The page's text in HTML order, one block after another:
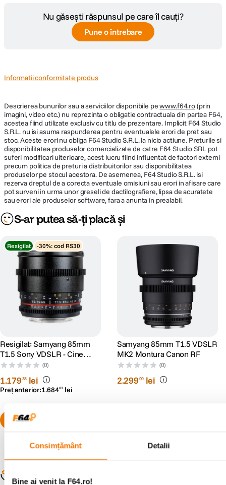
Consimțământ Detalii
Bine ai venit la F64.ro!
Nu găsești răspunsul pe care îl cauți?
Pune o întrebare
Informatii conformitate produs
Descrierea bunurilor sau a serviciilor disponibile pewww.f64.ro(prin
imagini, video etc.) nu reprezinta o obligatie contractuala din partea F64,
acestea fiind utilizate exclusiv cu titlu de prezentare. Implicit F64 Studio
S.R.L. nu isi asuma raspunderea pentru eventualele erori de pret sau
stoc. Aceste erori nu obliga F64 Studio S.R.L. la nicio actiune. Preturile si
disponibilitatea produselor comercializate de catre F64 Studio SRL pot
suferi modificari ulterioare, acest lucru fiind influentat de factori externi
precum politica de preturi a distribuitorilor sau disponibilitatea
produselor pe stocul acestora. De asemenea, F64 Studio S.R.L. isi
rezerva dreptul de a corecta eventuale omisiuni sau erori in afisare care
pot surveni in urma unor greseli de dactilografiere, lipsa de acuratete
sau erori ale produselor software, fara a anunta in prealabil.
S-ar putea să-ți placă și
Resigilat -30%: cod RS30
Resigilat: Samyang 85mm
T1.5 Sony VDSLR - Cine
Lens - RS125005932-1
(0)
1.17938 lei
Preț anterior:1.68483 lei
Samyang 85mm T1.5 VDSLR
MK2 Montura Canon RF
(0)
2.29900 lei